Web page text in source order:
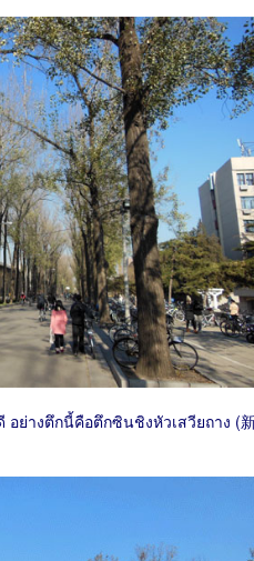
ย่างตึกนี้คือตึกซินชิงหัวเสวียถาง (